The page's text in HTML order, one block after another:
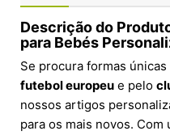
Descrição do
para Bebés
Se procura formas
futebol europeu e pelo
nossos artigos
para os mais novos.